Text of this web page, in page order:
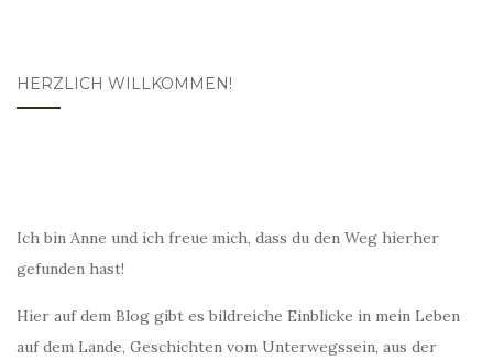
HERZLICH WILLKOMMEN!
Ich bin Anne und ich freue mich, dass du den Weg hierher
gefunden hast!
Hier auf dem Blog gibt es bildreiche Einblicke in mein Leben
auf dem Lande, Geschichten vom Unterwegssein, aus der